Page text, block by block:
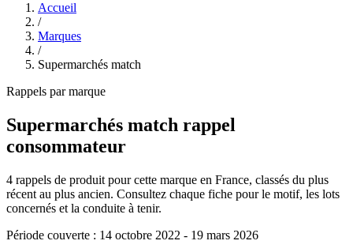
Accueil
/
Marques
/
Supermarchés match
Rappels par marque
Supermarchés match rappel
consommateur
4 rappels de produit pour cette marque en France, classés du plus
récent au plus ancien. Consultez chaque fiche pour le motif, les lots
concernés et la conduite à tenir.
Période couverte : 14 octobre 2022 - 19 mars 2026